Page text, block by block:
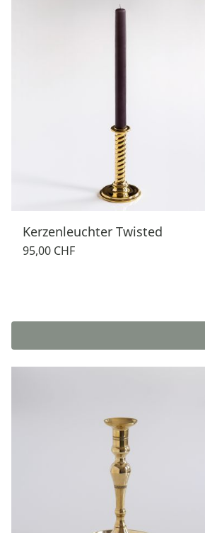
Kerzenleuchter Twisted
95,00 CHF